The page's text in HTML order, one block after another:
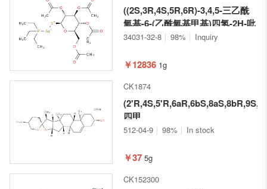
((2S,3R,4S,5R,6R)-3,4,5-三乙酰
氧基-6-(乙酰氧基甲基)四氢-2H-吡
喃-2-硫基)(三乙基膦)金
34031-32-8 98% Inquiry
￥12836 1g
CK1874
四甲
基-
[2,1,1-b]呋喃-10,2'吡喃]-4-醇
512-04-9 98% In stock
￥37 5g
CK152300